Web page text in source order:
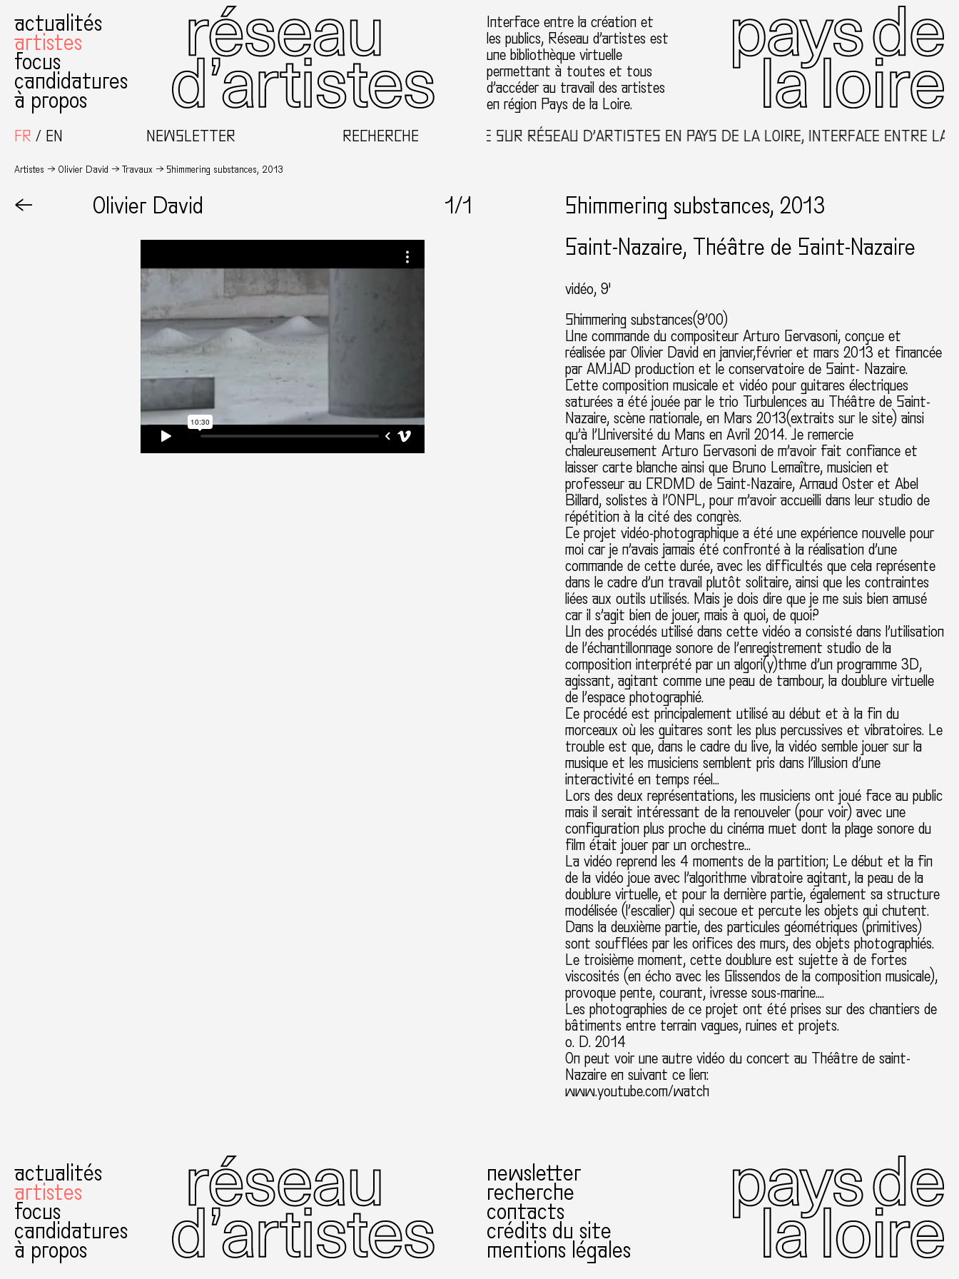
actualités
artistes
focus
candidatures
à propos
Interface entre la création et
les publics, Réseau d’artistes est
une bibliothèque virtuelle
permettant à toutes et tous
d’accéder au travail des artistes
en région Pays de la Loire.
FR
EN NEWSLETTER RECHERCHEBIENVENUE SUR RÉSEAU D’ARTISTES EN PAYS DE LA LOIRE, INTERFACE ENTRE LA
Artistes Olivier David Travaux Shimmering substances, 2013
← Olivier David 1/1
Shimmering substances, 2013
Saint-Nazaire Théâtre de Saint-Nazaire
vidéo, 9'
Shimmering substances(9’00)
Une commande du compositeur Arturo Gervasoni, conçue et
réalisée par Olivier David en janvier,février et mars 2013 et financée
par AMJAD production et le conservatoire de Saint- Nazaire.
Cette composition musicale et vidéo pour guitares électriques
saturées a été jouée par le trio Turbulences au Théâtre de Saint-
Nazaire, scène nationale, en Mars 2013(extraits sur le site) ainsi
qu’à l’Université du Mans en Avril 2014. Je remercie
chaleureusement Arturo Gervasoni de m’avoir fait confiance et
laisser carte blanche ainsi que Bruno Lemaître, musicien et
professeur au CRDMD de Saint-Nazaire, Arnaud Oster et Abel
Billard, solistes à l’ONPL, pour m’avoir accueilli dans leur studio de
répétition à la cité des congrès.
Ce projet vidéo-photographique a été une expérience nouvelle pour
moi car je n’avais jamais été confronté à la réalisation d’une
commande de cette durée, avec les difficultés que cela représente
dans le cadre d’un travail plutôt solitaire, ainsi que les contraintes
liées aux outils utilisés. Mais je dois dire que je me suis bien amusé
car il s’agit bien de jouer, mais à quoi, de quoi?
Un des procédés utilisé dans cette vidéo a consisté dans l’utilisation
de l’échantillonnage sonore de l’enregistrement studio de la
composition interprété par un algori(y)thme d’un programme 3D,
agissant, agitant comme une peau de tambour, la doublure virtuelle
de l’espace photographié.
Ce procédé est principalement utilisé au début et à la fin du
morceaux où les guitares sont les plus percussives et vibratoires. Le
trouble est que, dans le cadre du live, la vidéo semble jouer sur la
musique et les musiciens semblent pris dans l’illusion d’une
interactivité en temps réel…
Lors des deux représentations, les musiciens ont joué face au public
mais il serait intéressant de la renouveler (pour voir) avec une
configuration plus proche du cinéma muet dont la plage sonore du
film était jouer par un orchestre…
La vidéo reprend les 4 moments de la partition; Le début et la fin
de la vidéo joue avec l’algorithme vibratoire agitant, la peau de la
doublure virtuelle, et pour la dernière partie, également sa structure
modélisée (l’escalier) qui secoue et percute les objets qui chutent.
Dans la deuxième partie, des particules géométriques (primitives)
sont soufflées par les orifices des murs, des objets photographiés.
Le troisième moment, cette doublure est sujette à de fortes
viscosités (en écho avec les Glissendos de la composition musicale),
provoque pente, courant, ivresse sous-marine….
Les photographies de ce projet ont été prises sur des chantiers de
bâtiments entre terrain vagues, ruines et projets.
o. D. 2014
On peut voir une autre vidéo du concert au Théâtre de saint-
Nazaire en suivant ce lien:
www.youtube.com/watch
actualités
artistes
focus
candidatures
à propos
newsletter
recherche
contacts
crédits du site
mentions légales